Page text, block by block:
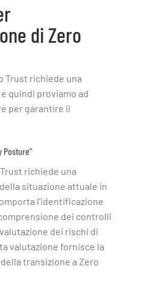
di Zero
Trust richiede una
quindi proviamo ad
per garantire il
Posture”
richiede una
situazione attuale in
l’identificazione
dei controlli
dei rischi di
valutazione fornisce la
transizione a Zero